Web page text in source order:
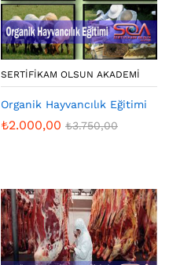
SERTIFIKAM OLSUN AKADEMI
Organik Hayvancılık Eğitimi
₺2.000,00 ₺3.750,00